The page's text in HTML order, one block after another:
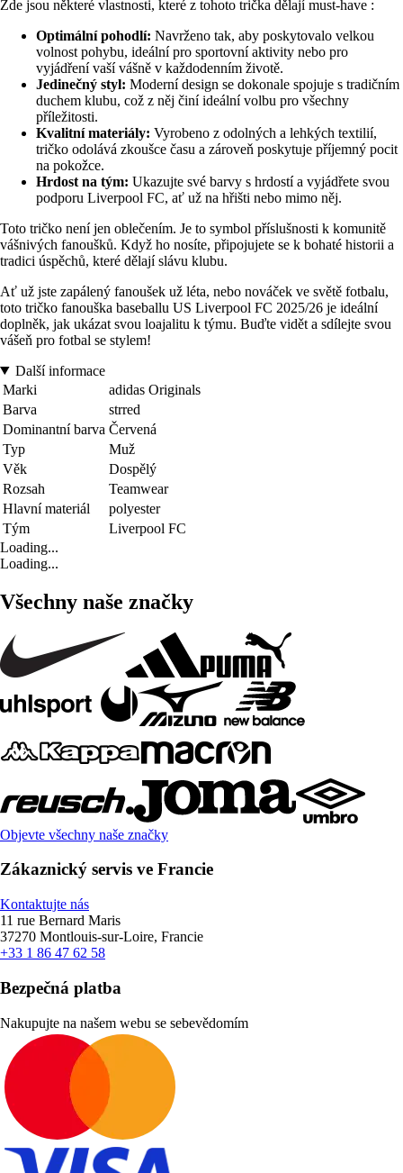
Zde jsou některé vlastnosti, které z tohoto trička dělají must-have :
Optimální pohodlí: Navrženo tak, aby poskytovalo velkou
volnost pohybu, ideální pro sportovní aktivity nebo pro
vyjádření vaší vášně v každodenním životě.
Jedinečný styl: Moderní design se dokonale spojuje s tradičním
duchem klubu, což z něj činí ideální volbu pro všechny
příležitosti.
Kvalitní materiály: Vyrobeno z odolných a lehkých textilií,
tričko odolává zkoušce času a zároveň poskytuje příjemný pocit
na pokožce.
Hrdost na tým: Ukazujte své barvy s hrdostí a vyjádřete svou
podporu Liverpool FC, ať už na hřišti nebo mimo něj.
Toto tričko není jen oblečením. Je to symbol příslušnosti k komunitě
vášnivých fanoušků. Když ho nosíte, připojujete se k bohaté historii a
tradici úspěchů, které dělají slávu klubu.
Ať už jste zapálený fanoušek už léta, nebo nováček ve světě fotbalu,
toto tričko fanouška baseballu US Liverpool FC 2025/26 je ideální
doplněk, jak ukázat svou loajalitu k týmu. Buďte vidět a sdílejte svou
vášeň pro fotbal se stylem!
Další informace
Marki
adidas Originals
Barva
strred
Dominantní barva Červená
Typ
Muž
Věk
Dospělý
Rozsah
Teamwear
Hlavní materiál
polyester
Tým
Liverpool FC
Loading...
Loading...
Všechny naše značky
Objevte všechny naše značky
Zákaznický servis ve Francie
Kontaktujte nás
11 rue Bernard Maris
37270 Montlouis-sur-Loire, Francie
+33 1 86 47 62 58
Bezpečná platba
Nakupujte na našem webu se sebevědomím